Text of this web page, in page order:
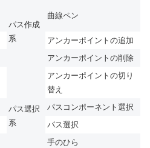
パス作成
系
曲線ペン
アンカーポイントの追加
アンカーポイントの削除
アンカーポイントの切り
替え
パス選択
系
パスコンポーネント選択
パス選択
手のひら